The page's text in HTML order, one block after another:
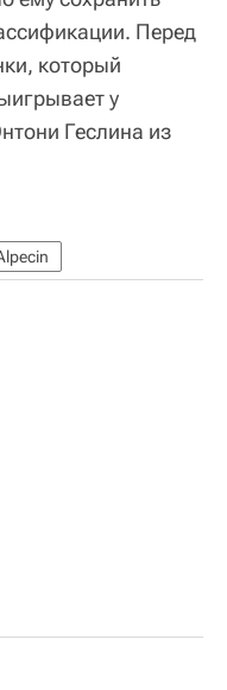
Перед
который
у
Геслина из